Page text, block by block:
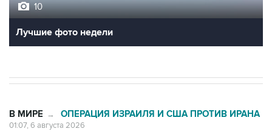
10
Лучшие фото недели
В МИРЕ → ОПЕРАЦИЯ ИЗРАИЛЯ И США ПРОТИВ ИРАНА
01:07, 6 августа 2026